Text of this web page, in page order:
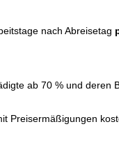
nach Abreisetag
ab 70 % und deren
Preisermäßigungen